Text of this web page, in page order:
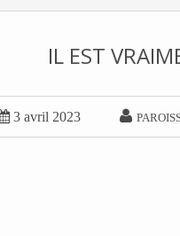
IL EST
3 avril 2023 